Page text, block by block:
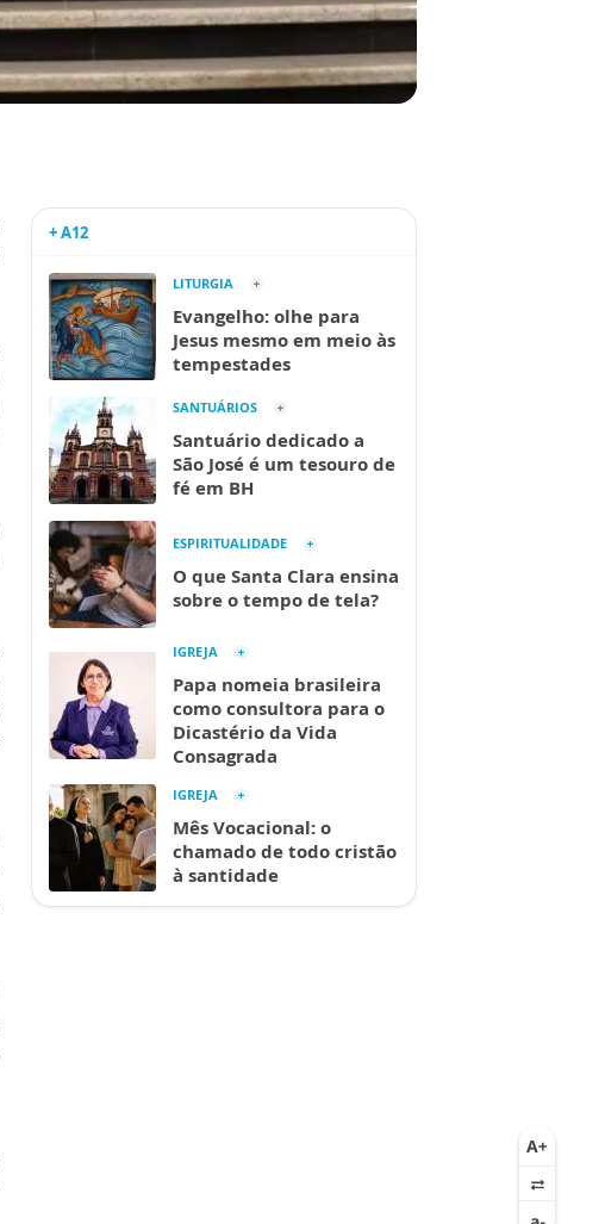
+ A12
LITURGIA
Evangelho: olhe para
Jesus mesmo em meio às
tempestades
SANTUÁRIOS
Santuário dedicado a
São José é um tesouro de
fé em BH
ESPIRITUALIDADE
O que Santa Clara ensina
sobre o tempo de tela?
IGREJA
Papa nomeia brasileira
como consultora para o
Dicastério da Vida
Consagrada
IGREJA
Mês Vocacional: o
chamado de todo cristão
à santidade